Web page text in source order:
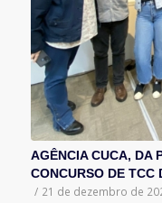
AGÊNCIA CUCA, DA
CONCURSO DE TCC
/ 21 de dezembro de